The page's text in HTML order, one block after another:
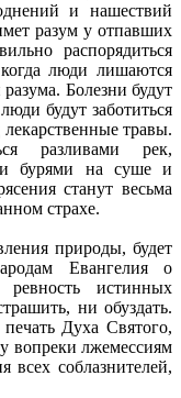
и нашествий
разум у отпавших
распорядиться
люди лишаются
Болезни будут
будут заботиться
травы.
разливами рек,
бурями на суше и
станут весьма
страхе.
природы, будет
Евангелия о
истинных
ни обуздать.
Духа Святого,
вопреки лжемессиям
всех соблазнителей,